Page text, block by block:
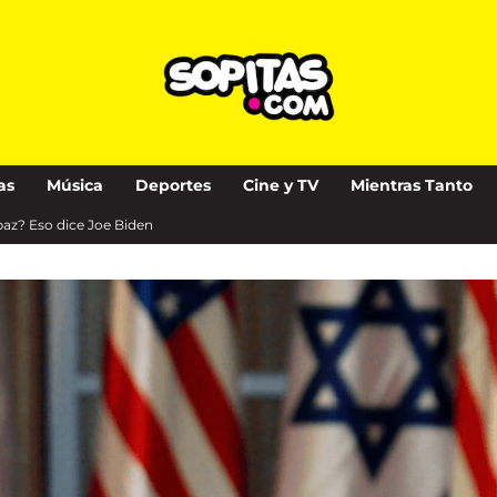
Música Deportes Cine y TV Mientras Tanto
Eso dice Joe Biden